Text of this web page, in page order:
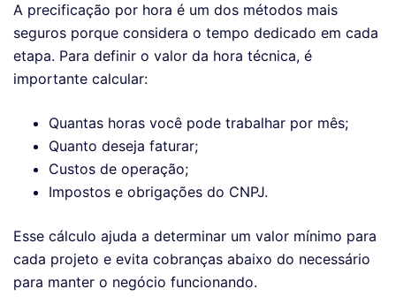
A precificação por hora é um dos métodos mais
seguros porque considera o tempo dedicado em cada
etapa. Para definir o valor da hora técnica, é
importante calcular:
Quantas horas você pode trabalhar por mês;
Quanto deseja faturar;
Custos de operação;
Impostos e obrigações do CNPJ.
Esse cálculo ajuda a determinar um valor mínimo para
cada projeto e evita cobranças abaixo do necessário
para manter o negócio funcionando.